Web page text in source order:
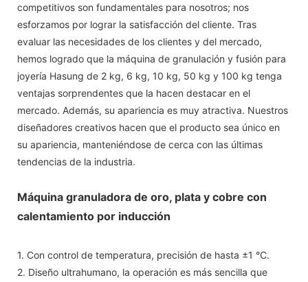
competitivos son fundamentales para nosotros; nos
esforzamos por lograr la satisfacción del cliente. Tras
evaluar las necesidades de los clientes y del mercado,
hemos logrado que la máquina de granulación y fusión para
joyería Hasung de 2 kg, 6 kg, 10 kg, 50 kg y 100 kg tenga
ventajas sorprendentes que la hacen destacar en el
mercado. Además, su apariencia es muy atractiva. Nuestros
diseñadores creativos hacen que el producto sea único en
su apariencia, manteniéndose de cerca con las últimas
tendencias de la industria.
Máquina granuladora de oro, plata y cobre con
calentamiento por inducción
1. Con control de temperatura, precisión de hasta ±1 °C.
2. Diseño ultrahumano, la operación es más sencilla que